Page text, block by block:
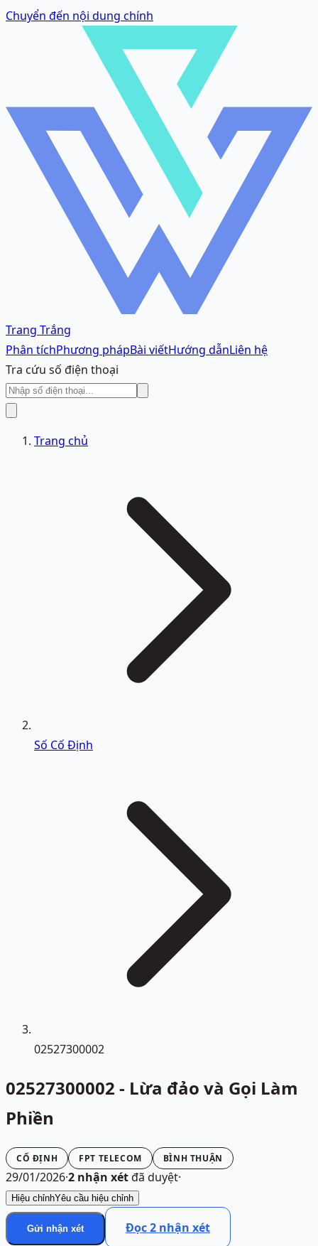
Chuyển đến nội dung chính
Trang Trắng
Phân tíchPhương phápBài viếtHướng dẫnLiên hệ
Tra cứu số điện thoại
Trang chủ
Số Cố Định
02527300002
02527300002 - Lừa đảo và Gọi Làm
Phiền
CỐ ĐỊNH FPT TELECOM BÌNH THUẬN
29/01/2026·2 nhận xétđã duyệt·
Hiệu chỉnhYêu cầu hiệu chỉnh
Gửi nhận xét Đọc2 nhận xét